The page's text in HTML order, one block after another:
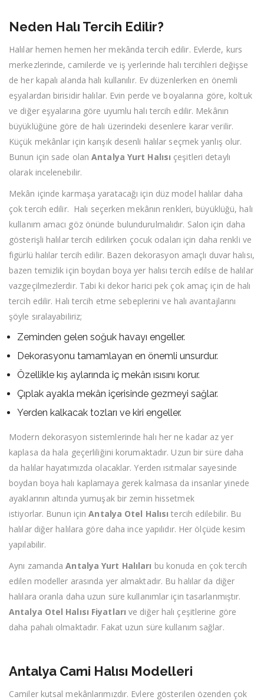
Neden Halı Tercih Edilir?
Halılar hemen hemen her mekânda tercih edilir. Evlerde, kurs
merkezlerinde, camilerde ve iş yerlerinde halı tercihleri değişse
de her kapalı alanda halı kullanılır. Ev düzenlerken en önemli
eşyalardan birisidir halılar. Evin perde ve boyalarına göre, koltuk
ve diğer eşyalarına göre uyumlu halı tercih edilir. Mekânın
büyüklüğüne göre de halı üzerindeki desenlere karar verilir.
Küçük mekânlar için karışık desenli halılar seçmek yanlış olur.
Bunun için sade olanAntalya Yurt Halısı çeşitleri detaylı
olarak incelenebilir.
Mekân içinde karmaşa yaratacağı için düz model halılar daha
çok tercih edilir. Halı seçerken mekânın renkleri, büyüklüğü, halı
kullanım amacı göz önünde bulundurulmalıdır. Salon için daha
gösterişli halılar tercih edilirken çocuk odaları için daha renkli ve
figürlü halılar tercih edilir. Bazen dekorasyon amaçlı duvar halısı,
bazen temizlik için boydan boya yer halısı tercih edilse de halılar
vazgeçilmezlerdir. Tabi ki dekor harici pek çok amaç için de halı
tercih edilir. Halı tercih etme sebeplerini ve halı avantajlarını
şöyle sıralayabiliriz;
Zeminden gelen soğuk havayı engeller.
Dekorasyonu tamamlayan en önemli unsurdur.
Özellikle kış aylarında iç mekân ısısını korur.
Çıplak ayakla mekân içerisinde gezmeyi sağlar.
Yerden kalkacak tozları ve kiri engeller.
Modern dekorasyon sistemlerinde halı her ne kadar az yer
kaplasa da hala geçerliliğini korumaktadır. Uzun bir süre daha
da halılar hayatımızda olacaklar. Yerden ısıtmalar sayesinde
boydan boya halı kaplamaya gerek kalmasa da insanlar yinede
ayaklarının altında yumuşak bir zemin hissetmek
istiyorlar. Bunun içinAntalya Otel Halısı tercih edilebilir. Bu
halılar diğer halılara göre daha ince yapılıdır. Her ölçüde kesim
yapılabilir.
Aynı zamandaAntalya Yurt Halıları bu konuda en çok tercih
edilen modeller arasında yer almaktadır. Bu halılar da diğer
halılara oranla daha uzun süre kullanımlar için tasarlanmıştır.
Antalya Otel Halısı Fiyatları ve diğer halı çeşitlerine göre
daha pahalı olmaktadır. Fakat uzun süre kullanım sağlar.
Antalya Cami Halısı Modelleri
Camiler kutsal mekânlarımızdır. Evlere gösterilen özenden çok